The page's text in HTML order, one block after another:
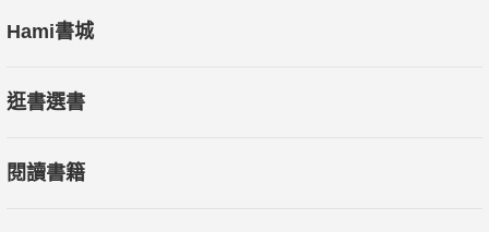
Hami書城
逛書選書
閱讀書籍